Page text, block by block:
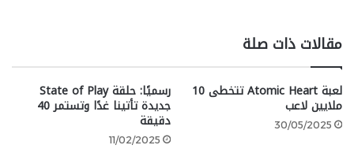
للاهتمام من مجرد كونها لعبة سباق. لم يُحدد موعد إصدار
لعبة Kirby Air Riders بعد، ولكن من المقرر إطلاقها في
عام 2025.
مقالات ذات صلة
لعبة Atomic Heart تتخطى 10
ملايين لاعب
30/05/2025
رسميًا: حلقة State of Play
جديدة تأتينا غدًا وتستمر 40
دقيقة
11/02/2025